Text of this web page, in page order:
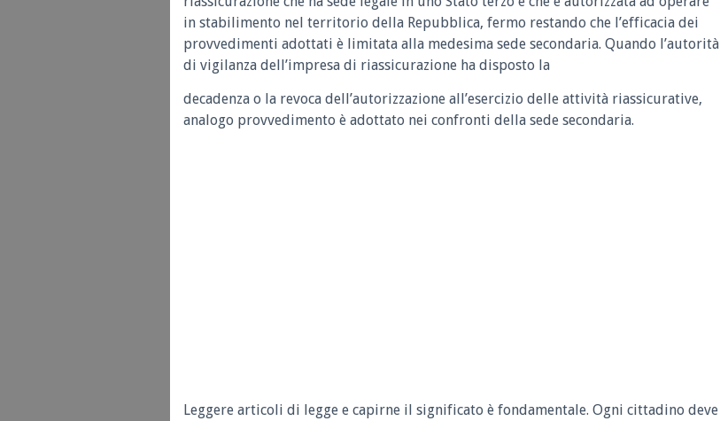
in stabilimento nel territorio della Repubblica, fermo restando che l’efficacia dei
provvedimenti adottati è limitata alla medesima sede secondaria. Quando l’autorità
di vigilanza dell’impresa di riassicurazione ha disposto la
decadenza o la revoca dell’autorizzazione all’esercizio delle attività riassicurative,
analogo provvedimento è adottato nei confronti della sede secondaria.
Leggere articoli di legge e capirne il significato è fondamentale. Ogni cittadino deve